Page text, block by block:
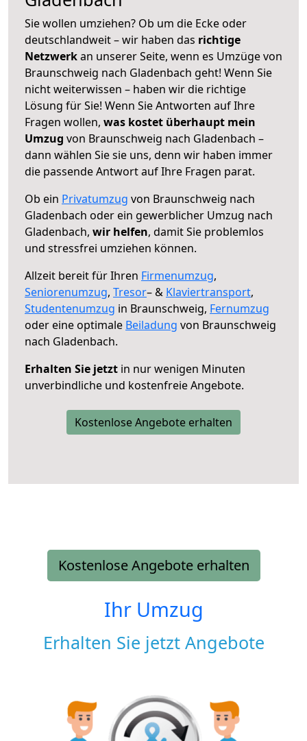
Sie wollen umziehen? Ob um die Ecke oder
deutschlandweit – wir haben das richtige
Netzwerkan unserer Seite, wenn es Umzüge von
Braunschweig nach Gladenbach geht! Wenn Sie
nicht weiterwissen – haben wir die richtige
Lösung für Sie! Wenn Sie Antworten auf Ihre
Fragen wollen, was kostet überhaupt mein
Umzug von Braunschweig nach Gladenbach –
dann wählen Sie sie uns, denn wir haben immer
die passende Antwort auf Ihre Fragen parat.
Ob ein Privatumzug von Braunschweig nach
Gladenbach oder ein gewerblicher Umzug nach
Gladenbach, wir helfen, damit Sie problemlos
und stressfrei umziehen können.
Allzeit bereit für Ihren Firmenumzug,
Seniorenumzug, Tresor– & Klaviertransport,
Studentenumzug in Braunschweig, Fernumzug
oder eine optimale Beiladung von Braunschweig
nach Gladenbach.
Erhalten Sie jetzt in nur wenigen Minuten
unverbindliche und kostenfreie Angebote.
Kostenlose Angebote erhalten
Kostenlose Angebote erhalten
Ihr Umzug
Erhalten Sie jetzt Angebote